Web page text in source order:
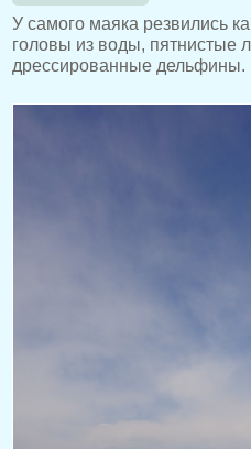
У самого маяка резвились
головы из воды, пятнистые
дрессированные дельфины.